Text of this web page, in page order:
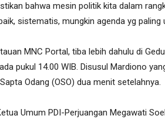
bahwa mesin politik kita dalam
sistematis, mungkin agenda yg paling
MNC Portal, tiba lebih dahulu di
pukul 14.00 WIB. Disusul Mardiono
Odang (OSO) dua menit setelahnya.
Umum PDI-Perjuangan Megawati